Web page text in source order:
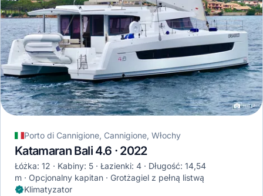
Porto di Cannigione, Cannigione, Włochy
Katamaran Bali 4.6 · 2022
Łóżka: 12 Kabiny: 5 Łazienki: 4
Długość: 14,54
m
Opcjonalny kapitan
Grotżagiel z pełną listwą
Klimatyzator